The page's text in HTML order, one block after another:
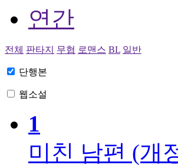
연간
전체 판타지 무협 로맨스 BL 일반
단행본
웹소설
1
미친 남편 (개